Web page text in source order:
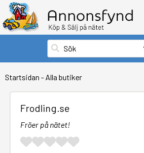
Startsidan - Alla butiker
Frodling.se
Fröer på nätet!